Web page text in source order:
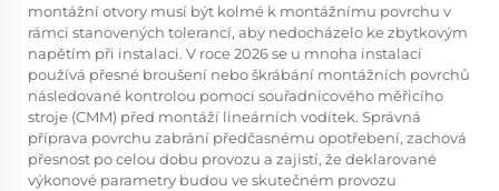
montážní otvory musí být kolmé k montážnímu povrchu v
rámci stanovených tolerancí, aby nedocházelo ke zbytkovým
napětím při instalaci. V roce 2026 se u mnoha instalací
používá přesné broušení nebo škrábání montážních povrchů
následované kontrolou pomocí souřadnicového měřicího
stroje (CMM) před montáží lineárních vodítek. Správná
příprava povrchu zabrání předčasnému opotřebení, zachová
přesnost po celou dobu provozu a zajistí, že deklarované
výkonové parametry budou ve skutečném provozu